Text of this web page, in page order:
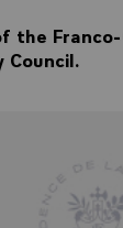
the
Council.